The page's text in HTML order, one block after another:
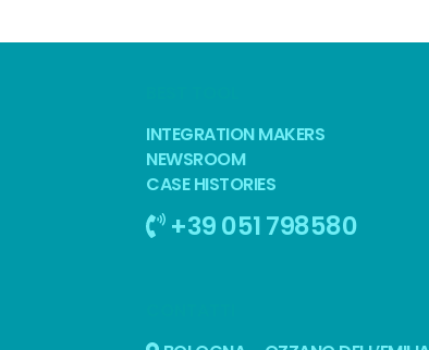
INTEGRATION MAKERS
NEWSROOM
CASE HISTORIES
+39 051 798580